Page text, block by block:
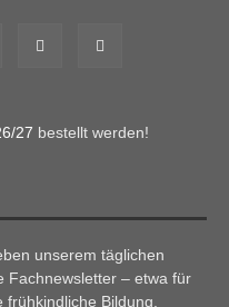
27 bestellt werden!
unserem täglichen
Fachnewsletter – etwa für
Bildung.